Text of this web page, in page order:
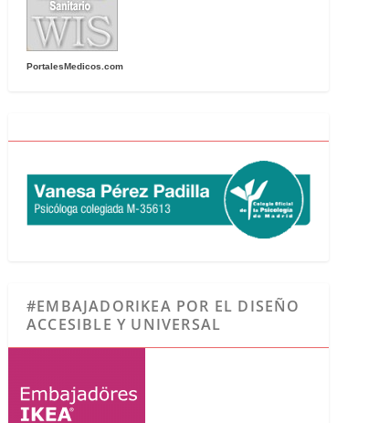
PortalesMedicos.com
#EMBAJADORIKEA POR EL DISEÑO
ACCESIBLE Y UNIVERSAL